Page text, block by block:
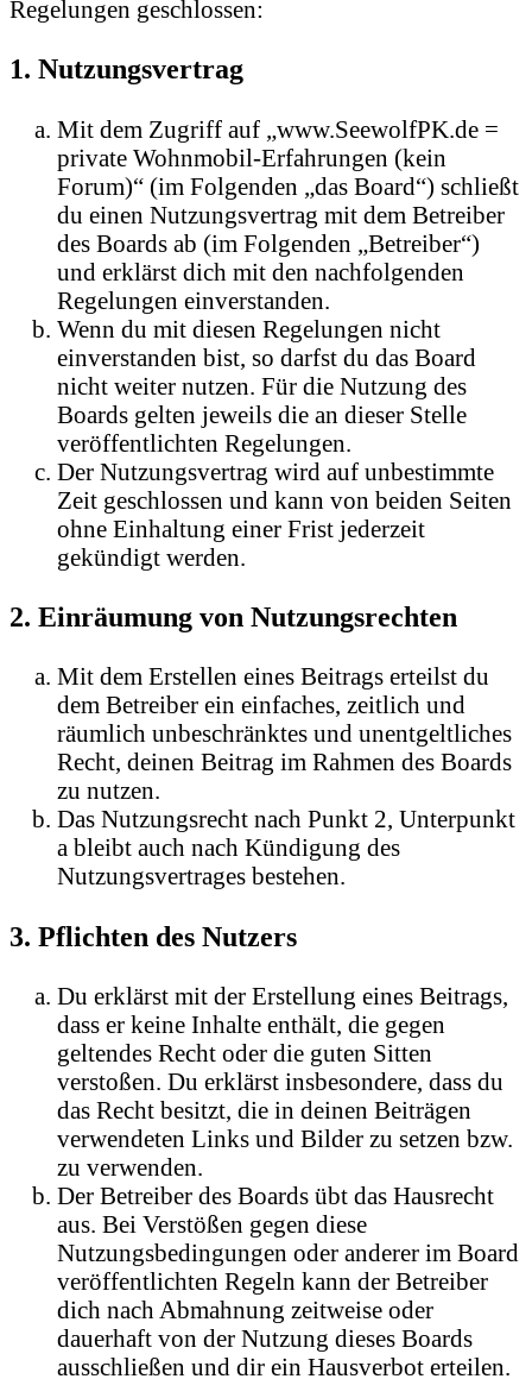
Regelungen geschlossen:
1. Nutzungsvertrag
Mit dem Zugriff auf „www.SeewolfPK.de =
private Wohnmobil-Erfahrungen (kein
Forum)“ (im Folgenden „das Board“) schließt
du einen Nutzungsvertrag mit dem Betreiber
des Boards ab (im Folgenden „Betreiber“)
und erklärst dich mit den nachfolgenden
Regelungen einverstanden.
Wenn du mit diesen Regelungen nicht
einverstanden bist, so darfst du das Board
nicht weiter nutzen. Für die Nutzung des
Boards gelten jeweils die an dieser Stelle
veröffentlichten Regelungen.
Der Nutzungsvertrag wird auf unbestimmte
Zeit geschlossen und kann von beiden Seiten
ohne Einhaltung einer Frist jederzeit
gekündigt werden.
2. Einräumung von Nutzungsrechten
Mit dem Erstellen eines Beitrags erteilst du
dem Betreiber ein einfaches, zeitlich und
räumlich unbeschränktes und unentgeltliches
Recht, deinen Beitrag im Rahmen des Boards
zu nutzen.
Das Nutzungsrecht nach Punkt 2, Unterpunkt
a bleibt auch nach Kündigung des
Nutzungsvertrages bestehen.
3. Pflichten des Nutzers
Du erklärst mit der Erstellung eines Beitrags,
dass er keine Inhalte enthält, die gegen
geltendes Recht oder die guten Sitten
verstoßen. Du erklärst insbesondere, dass du
das Recht besitzt, die in deinen Beiträgen
verwendeten Links und Bilder zu setzen bzw.
zu verwenden.
Der Betreiber des Boards übt das Hausrecht
aus. Bei Verstößen gegen diese
Nutzungsbedingungen oder anderer im Board
veröffentlichten Regeln kann der Betreiber
dich nach Abmahnung zeitweise oder
dauerhaft von der Nutzung dieses Boards
ausschließen und dir ein Hausverbot erteilen.